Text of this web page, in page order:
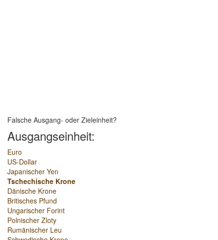
Falsche Ausgang- oder Zieleinheit?
Ausgangseinheit:
Euro
US-Dollar
Japanischer Yen
Tschechische Krone
Dänische Krone
Britisches Pfund
Ungarischer Forint
Polnischer Zloty
Rumänischer Leu